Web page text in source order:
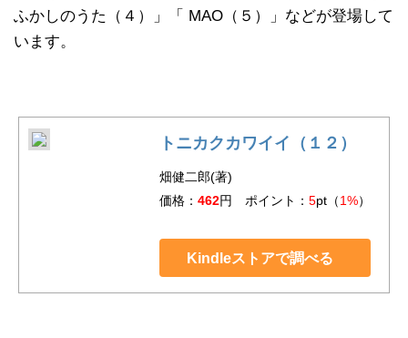
ふかしのうた（４）」「 MAO（５）」などが登場して
います。
トニカクカワイイ（１２）
畑健二郎(著)
価格： 462円 ポイント： 5pt（1%）
Kindleストアで調べる